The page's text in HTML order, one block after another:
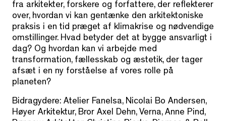
fra arkitekter, forskere og forfattere, der reflekterer
over, hvordan vi kan gentænke den arkitektoniske
praksis i en tid præget af klimakrise og nødvendige
omstillinger. Hvad betyder det at bygge ansvarligt i
dag? Og hvordan kan vi arbejde med
transformation, fællesskab og æstetik, der tager
afsæt i en ny forståelse af vores rolle på
planeten?
Bidragydere: Atelier Fanelsa, Nicolai Bo Andersen,
Høyer Arkitektur, Bror Axel Dehn, Verna, Anne Pind,